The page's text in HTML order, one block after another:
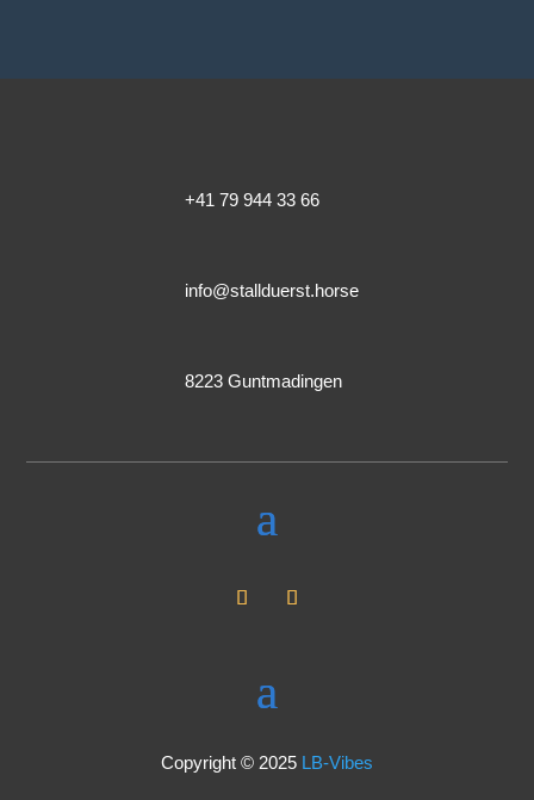
+41 79 944 33 66
info@stallduerst.horse
8223 Guntmadingen
Copyright © 2025 LB-Vibes